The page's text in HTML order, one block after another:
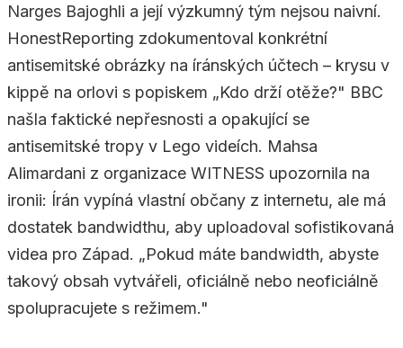
Narges Bajoghli a její výzkumný tým nejsou naivní.
HonestReporting zdokumentoval konkrétní
antisemitské obrázky na íránských účtech – krysu v
kippě na orlovi s popiskem „Kdo drží otěže?" BBC
našla faktické nepřesnosti a opakující se
antisemitské tropy v Lego videích. Mahsa
Alimardani z organizace WITNESS upozornila na
ironii: Írán vypíná vlastní občany z internetu, ale má
dostatek bandwidthu, aby uploadoval sofistikovaná
videa pro Západ. „Pokud máte bandwidth, abyste
takový obsah vytvářeli, oficiálně nebo neoficiálně
spolupracujete s režimem."